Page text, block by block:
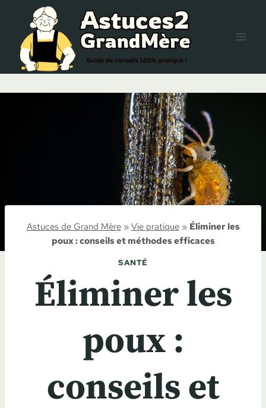
contenu
Astuces de Grand Mère»Vie pratique» Éliminer les
poux : conseils et méthodes efficaces
SANTÉ
Éliminer les
poux :
conseils et